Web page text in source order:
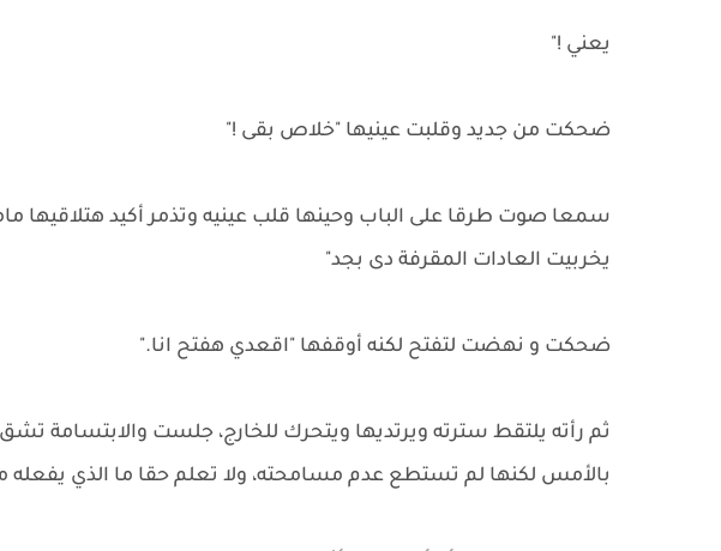
يعني !"
ضحكت من جديد وقلبت عينيها "خلاص بقى !"
سمعا صوت طرقا على الباب وحينها قلب عينيه وتذمر أكيد هتلاقيها ماما
يخربيت العادات المقرفة دى بجد"
ضحكت و نهضت لتفتح لكنه أوقفها "اقعدي هفتح انا."
ثم رأته يلتقط سترته ويرتديها ويتحرك للخارج، جلست والابتسامة
بالأمس لكنها لم تستطع عدم مسامحته، ولا تعلم حقا ما الذي يفعله